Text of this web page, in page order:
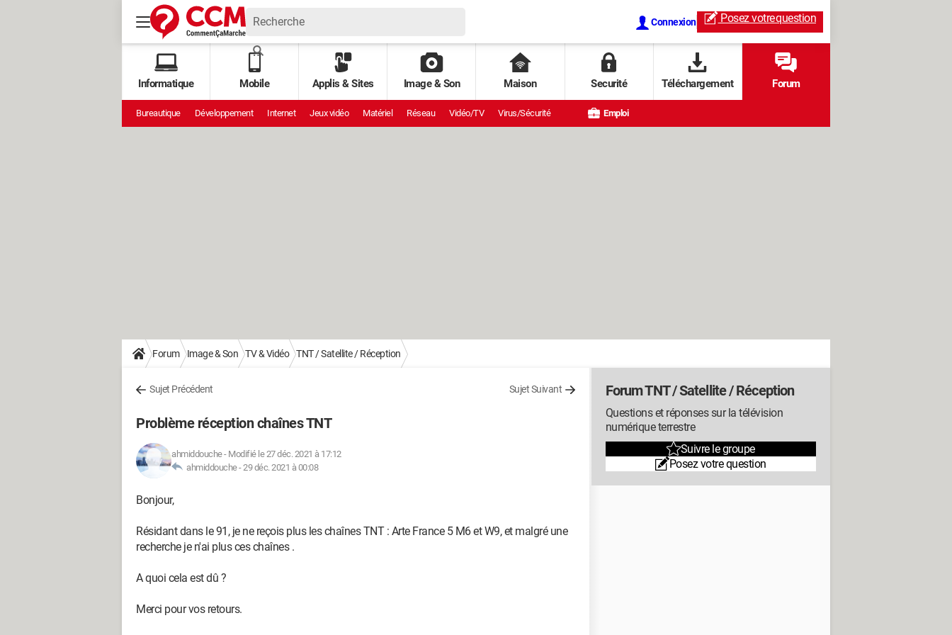
Connexion Posez votrequestion
Informatique Mobile Applis & Sites Image & Son Maison Securité Téléchargement Forum
Bureautique Développement Internet Jeux vidéo Matériel Réseau Vidéo/TV Virus/Sécurité Emploi
Forum Image & Son TV & Vidéo TNT / Satellite / Réception
Sujet Précédent Sujet Suivant
Problème réception chaînes TNT
ahmiddouche- Modifié le 27 déc. 2021 à 17:12
ahmiddouche -29 déc. 2021 à 00:08
Bonjour,
Résidant dans le 91, je ne reçois plus les chaînes TNT : Arte France 5 M6 et W9, et malgré une
recherche je n'ai plus ces chaînes .
A quoi cela est dû ?
Merci pour vos retours.
Forum TNT / Satellite / Réception
Questions et réponses sur la télévision
numérique terrestre
Suivre le groupe
Posez votre question